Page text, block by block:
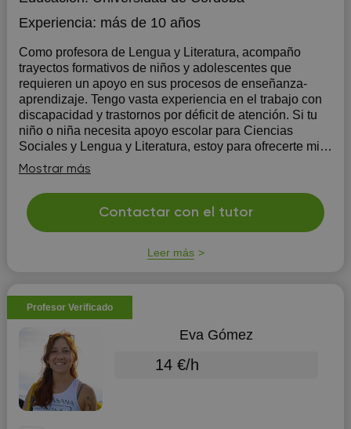
Experiencia: más de 10 años
Como profesora de Lengua y Literatura, acompaño
trayectos formativos de niños y adolescentes que
requieren un apoyo en sus procesos de enseñanza-
aprendizaje. Tengo vasta experiencia en el trabajo con
discapacidad y trastornos por déficit de atención. Si tu
niño o niña necesita apoyo escolar para Ciencias
Sociales y Lengua y Literatura, estoy para ofrecerte mi
experiencia de más de 10 años en la enseñanza
particular virtual.
Mostrar más
Contactar con el tutor
Leer más
Profesor Verificado
Eva Gómez
14 €/h